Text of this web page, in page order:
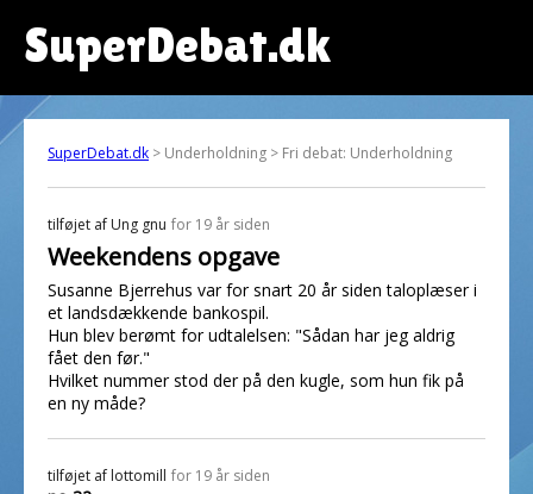
SuperDebat.dk
SuperDebat.dk > Underholdning > Fri debat: Underholdning
tilføjet af Ung gnu for 19 år siden
Weekendens opgave
Susanne Bjerrehus var for snart 20 år siden taloplæser i
et landsdækkende bankospil.
Hun blev berømt for udtalelsen: "Sådan har jeg aldrig
fået den før."
Hvilket nummer stod der på den kugle, som hun fik på
en ny måde?
tilføjet af lottomill for 19 år siden